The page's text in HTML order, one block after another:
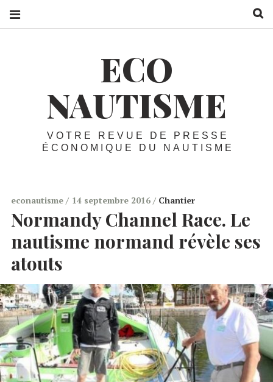
ECO
NAUTISME
VOTRE REVUE DE PRESSE
ÉCONOMIQUE DU NAUTISME
econautisme 14 septembre 2016 Chantier
Normandy Channel Race. Le
nautisme normand révèle ses
atouts